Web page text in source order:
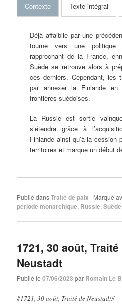
Contexte Texte intégral
Déjà affaiblie par une
tourne vers une
rapprochant de la France,
Suède se retrouve alors à
ces derniers. Cependant, les
par annexer la Finlande
frontières suédoises.
La Russie est sortie
s’étendra grâce à
Finlande ainsi qu’à la cession
territoires et marque un début
Publié dansTraité de paix | Marqué
période monarchique, Russie,Suède
1721, 30 août, Traité
Neustadt
Publié le07/06/2023 par Romain Le
#1721, 30 août, Traité de Neustadt#